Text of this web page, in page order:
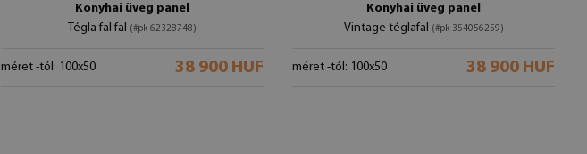
Konyhai üveg panel
Tégla fal fal (#pk-62328748)
méret -tól: 100x50 38 900 HUF
Konyhai üveg panel
Vintage téglafal (#pk-354056259)
méret -tól: 100x50 38 900 HUF